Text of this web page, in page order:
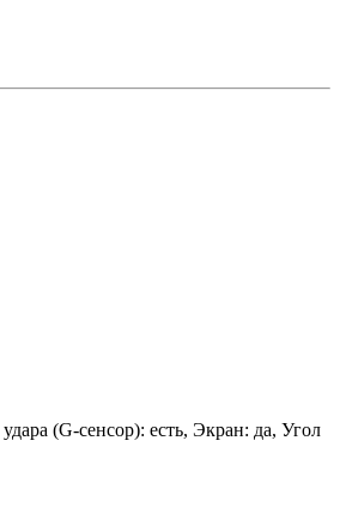
(G-сенсор): есть, Экран: да, Угол